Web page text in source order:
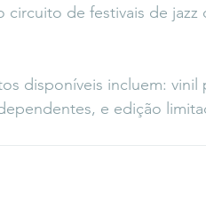
de festivais de jazz
disponíveis incluem:
e edição